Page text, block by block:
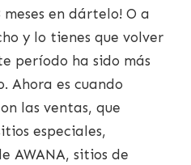
en dártelo! O a
y lo tienes que volver
período ha sido más
Ahora es cuando
las ventas, que
especiales,
AWANA, sitios de